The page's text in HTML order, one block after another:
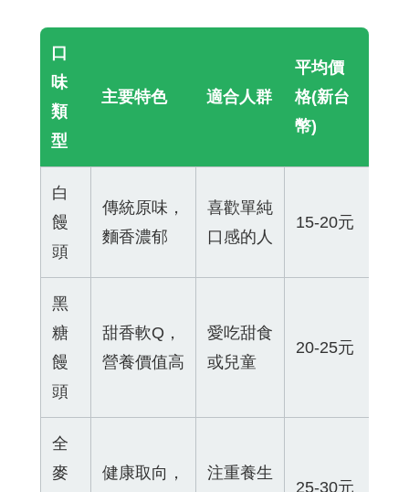
口
味
類
型
主要特色 適合人群
平均價
格(新台
幣)
白
饅
頭
傳統原味，
麵香濃郁
喜歡單純
口感的人
15-20元
黑
糖
饅
頭
甜香軟Q，
營養價值高
愛吃甜食
或兒童
20-25元
全
麥
健康取向，
注重養生
25-30元